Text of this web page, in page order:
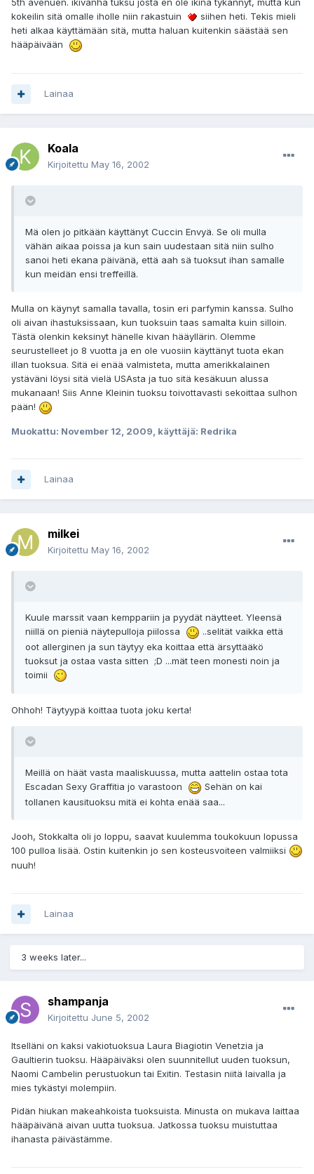
5th avenuen. ikivanha tuksu josta en ole ikinä tykännyt, mutta kun
kokeilin sitä omalle iholle niin rakastuin
siihen heti. Tekis mieli
heti alkaa käyttämään sitä, mutta haluan kuitenkin säästää sen
hääpäivään
Lainaa
Koala
Kirjoitettu May 16, 2002
Mä olen jo pitkään käyttänyt Cuccin Envyä. Se oli mulla
vähän aikaa poissa ja kun sain uudestaan sitä niin sulho
sanoi heti ekana päivänä, että aah sä tuoksut ihan samalle
kun meidän ensi treffeillä.
Mulla on käynyt samalla tavalla, tosin eri parfymin kanssa. Sulho
oli aivan ihastuksissaan, kun tuoksuin taas samalta kuin silloin.
Tästä olenkin keksinyt hänelle kivan hääyllärin. Olemme
seurustelleet jo 8 vuotta ja en ole vuosiin käyttänyt tuota ekan
illan tuoksua. Sitä ei enää valmisteta, mutta amerikkalainen
ystäväni löysi sitä vielä USAsta ja tuo sitä kesäkuun alussa
mukanaan! Siis Anne Kleinin tuoksu toivottavasti sekoittaa sulhon
pään!
Muokattu: November 12, 2009 , käyttäjä: Redrika
Lainaa
milkei
Kirjoitettu May 16, 2002
Kuule marssit vaan kemppariin ja pyydät näytteet. Yleensä
niillä on pieniä näytepulloja piilossa
..selität vaikka että
oot allerginen ja sun täytyy eka koittaa että ärsyttääkö
tuoksut ja ostaa vasta sitten ;D ...mät teen monesti noin ja
toimii
Ohhoh! Täytyypä koittaa tuota joku kerta!
Meillä on häät vasta maaliskuussa, mutta aattelin ostaa tota
Escadan Sexy Graffitia jo varastoon
Sehän on kai
tollanen kausituoksu mitä ei kohta enää saa...
Jooh, Stokkalta oli jo loppu, saavat kuulemma toukokuun lopussa
100 pulloa lisää. Ostin kuitenkin jo sen kosteusvoiteen valmiiksi
nuuh!
Lainaa
3 weeks later...
shampanja
Kirjoitettu June 5, 2002
Itselläni on kaksi vakiotuoksua Laura Biagiotin Venetzia ja
Gaultierin tuoksu. Hääpäiväksi olen suunnitellut uuden tuoksun,
Naomi Cambelin perustuokun tai Exitin. Testasin niitä laivalla ja
mies tykästyi molempiin.
Pidän hiukan makeahkoista tuoksuista. Minusta on mukava laittaa
hääpäivänä aivan uutta tuoksua. Jatkossa tuoksu muistuttaa
ihanasta päivästämme.